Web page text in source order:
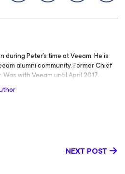
during Peter's time at Veeam. He is
alumni community. Former Chief
with Veeam until April 2017.
NEXT POST